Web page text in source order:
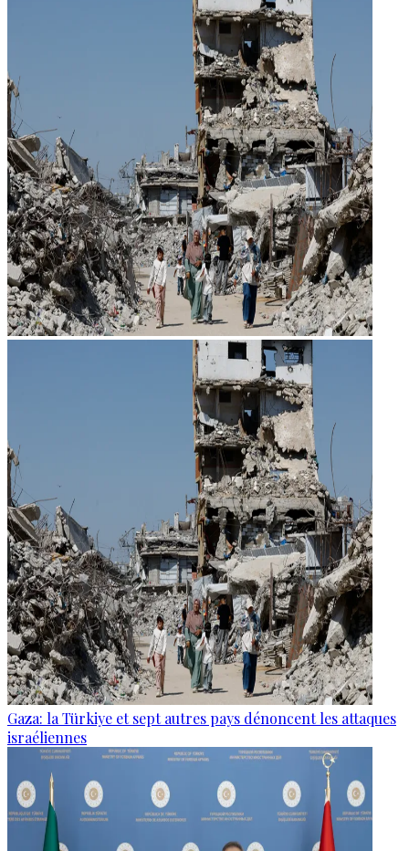
Gaza: la Türkiye et sept autres pays dénoncent les attaques
israéliennes